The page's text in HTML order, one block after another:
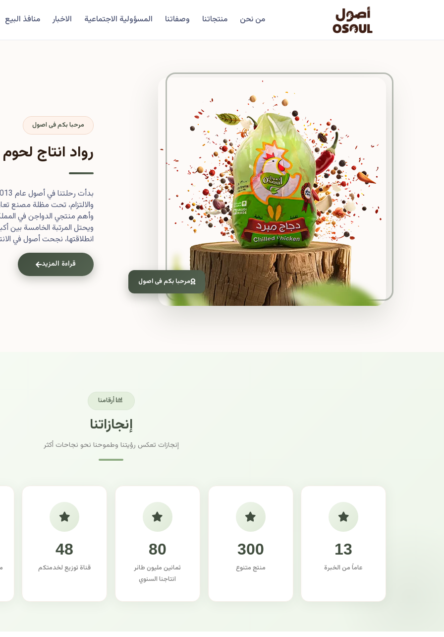
من نحن منتجاتنا وصفاتنا المسؤولية الاجتماعية الاخبار منافذ البيع
مرحبا بكم فى اصول
مرحبا بكم فى اصول
رواد انتاج
والالتزام، تحت مظلة مصنع
وأهم منتجي الدواجن في
ويحتل المرتبة الخامسة
انطلاقتها، نجحت أصول في
قراءة المزيد
أرقامنا
إنجازاتنا
إنجازات تعكس رؤيتنا وطموحنا نحو نجاحات أكثر
13
عاماً من الخبرة
300
منتج متنوع
80
ثمانين مليون طائر
انتاجنا السنوي
48
قناة توزيع لخدمتكم